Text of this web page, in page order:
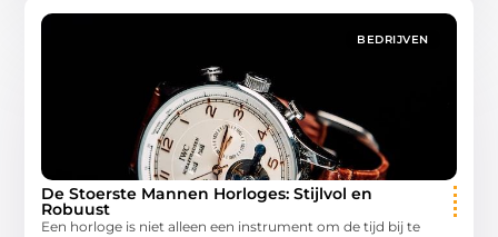
BEDRIJVEN
De Stoerste Mannen Horloges: Stijlvol en
Robuust
Een horloge is niet alleen een instrument om de tijd bij te